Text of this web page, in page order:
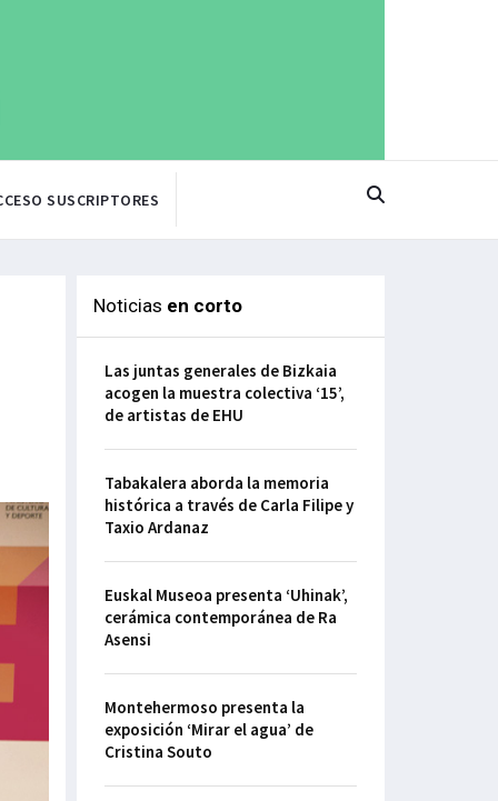
SUSCRIPTORES
Noticias en corto
Las juntas generales de Bizkaia
acogen la muestra colectiva ‘15’,
de artistas de EHU
Tabakalera aborda la memoria
histórica a través de Carla Filipe y
Taxio Ardanaz
Euskal Museoa presenta ‘Uhinak’,
cerámica contemporánea de Ra
Asensi
Montehermoso presenta la
exposición ‘Mirar el agua’ de
Cristina Souto